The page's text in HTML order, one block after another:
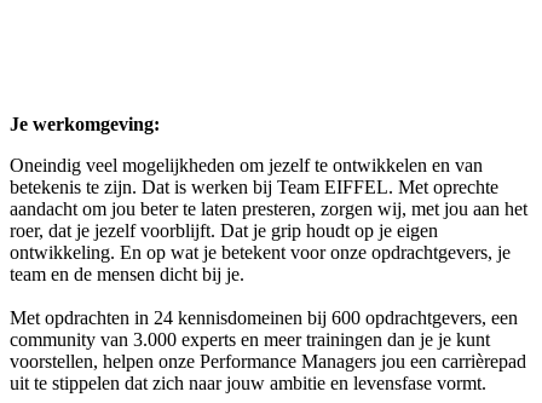
Je werkomgeving:
Oneindig veel mogelijkheden om jezelf te ontwikkelen en van
betekenis te zijn. Dat is werken bij Team EIFFEL. Met oprechte
aandacht om jou beter te laten presteren, zorgen wij, met jou aan het
roer, dat je jezelf voorblijft. Dat je grip houdt op je eigen
ontwikkeling. En op wat je betekent voor onze opdrachtgevers, je
team en de mensen dicht bij je.
Met opdrachten in 24 kennisdomeinen bij 600 opdrachtgevers, een
community van 3.000 experts en meer trainingen dan je je kunt
voorstellen, helpen onze Performance Managers jou een carrièrepad
uit te stippelen dat zich naar jouw ambitie en levensfase vormt.